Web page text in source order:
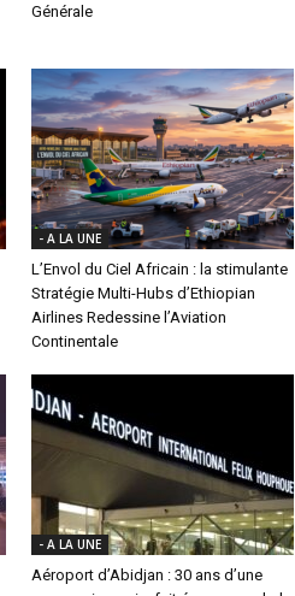
Générale
- A LA UNE
L’Envol du Ciel Africain : la stimulante
Stratégie Multi-Hubs d’Ethiopian
Airlines Redessine l’Aviation
Continentale
- A LA UNE
Aéroport d’Abidjan : 30 ans d’une